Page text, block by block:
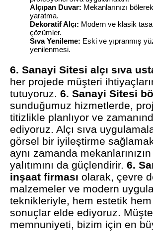
Alçıpan Duvar: Mekanlarınızı
yaratma.
Dekoratif Alçı: Modern ve klasik
çözümler.
Sıva Yenileme: Eski ve yıpranmış
yenilenmesi.
6. Sanayi Sitesi alçı sıva
her projede müşteri
tutuyoruz.6. Sanayi Sitesi
sunduğumuz hizmetlerde,
titizlikle planlıyor ve
ediyoruz. Alçı sıva
görsel bir iyileştirme
aynı zamanda mekanlarınızın
yalıtımını da güçlendirir.6.
inşaat firması olarak, çevre
malzemeler ve modern
teknikleriyle, hem estetik
sonuçlar elde ediyoruz.
memnuniyeti, bizim için en